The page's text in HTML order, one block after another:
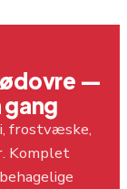
—
gang
frostvæske,
Komplet